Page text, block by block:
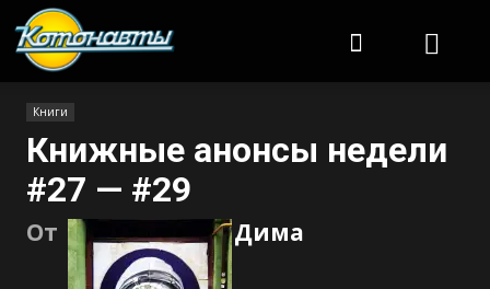
Книги
Книжные анонсы недели
#27 — #29
От Дима